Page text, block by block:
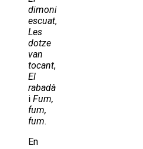
dimoni
escuat,
Les
dotze
van
tocant,
El
rabadà
i Fum,
fum,
fum.
En